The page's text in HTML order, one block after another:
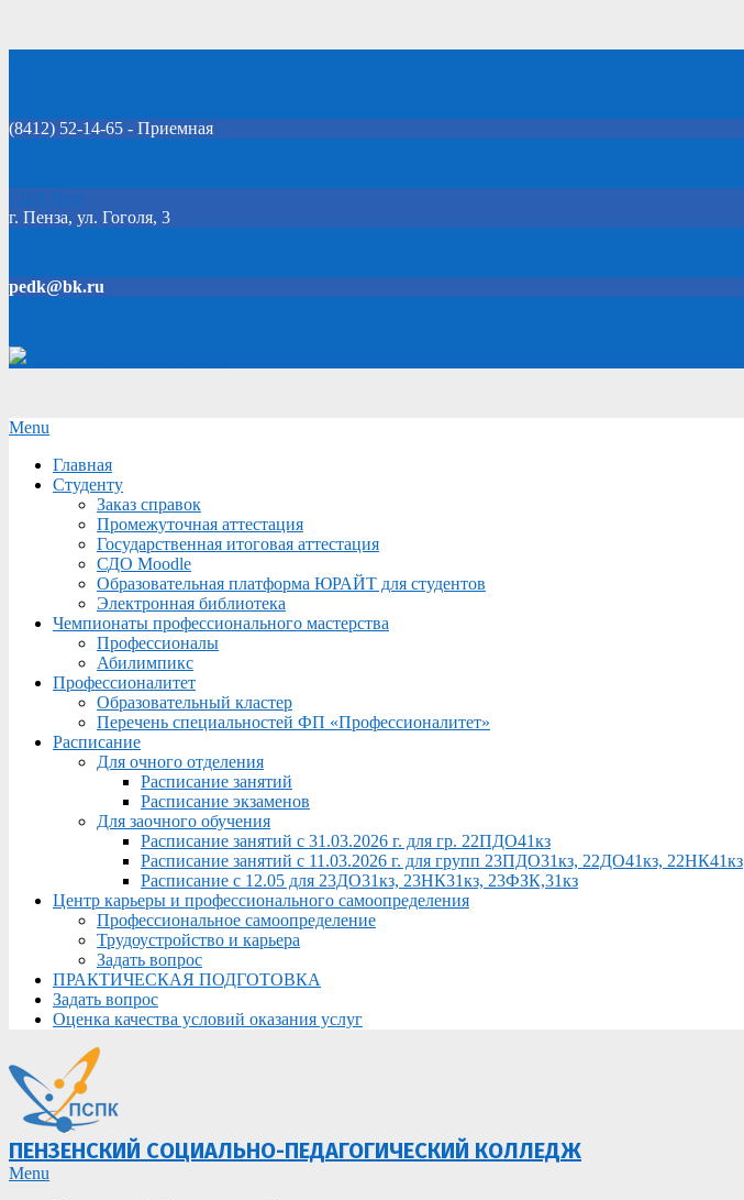
(8412) 52-14-65 - Приемная
Click Here
г. Пенза, ул. Гоголя, 3
pedk@bk.ru
Secondary
Menu
Menu
Главная
Студенту
Заказ справок
Промежуточная аттестация
Государственная итоговая аттестация
СДО Moodle
Образовательная платформа ЮРАЙТ для студентов
Электронная библиотека
Чемпионаты профессионального мастерства
Профессионалы
Абилимпикс
Профессионалитет
Образовательный кластер
Перечень специальностей ФП «Профессионалитет»
Расписание
Для очного отделения
Расписание занятий
Расписание экзаменов
Для заочного обучения
Расписание занятий с 31.03.2026 г. для гр. 22ПДО41кз
Расписание занятий с 11.03.2026 г. для групп 23ПДО31кз, 22ДО41кз, 22НК41кз
Расписание с 12.05 для 23ДО31кз, 23НК31кз, 23ФЗК,31кз
Центр карьеры и профессионального самоопределения
Профессиональное самоопределение
Трудоустройство и карьера
Задать вопрос
ПРАКТИЧЕСКАЯ ПОДГОТОВКА
Задать вопрос
Оценка качества условий оказания услуг
ПЕНЗЕНСКИЙ СОЦИАЛЬНО-ПЕДАГОГИЧЕСКИЙ КОЛЛЕДЖ
Primary
Menu